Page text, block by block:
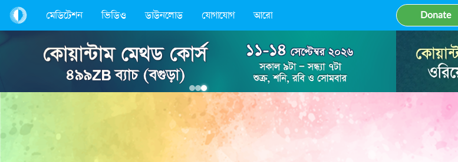
মেডিটেশন ভিডিও ডাউনলোড যোগাযোগ আরো Donate